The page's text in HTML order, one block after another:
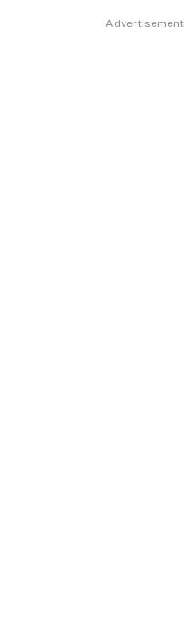
Advertisement